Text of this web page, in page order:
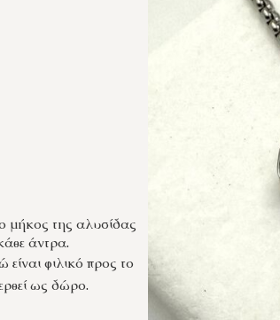
μήκος της αλυσίδας
άντρα.
είναι φιλικό προς το
ως δώρο.